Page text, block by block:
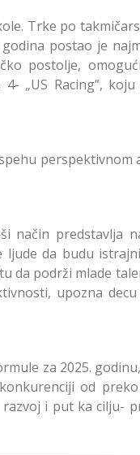
Trke po
postao je
postolje,
„US Racing”, koju
perspektivnom
način predstavlja
ljude da budu
da podrži mlade
upozna
za 2025.
od
i put ka cilju-